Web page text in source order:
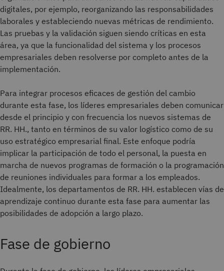
digitales, por ejemplo, reorganizando las responsabilidades
laborales y estableciendo nuevas métricas de rendimiento.
Las pruebas y la validación siguen siendo críticas en esta
área, ya que la funcionalidad del sistema y los procesos
empresariales deben resolverse por completo antes de la
implementación.
Para integrar procesos eficaces de gestión del cambio
durante esta fase, los líderes empresariales deben comunicar
desde el principio y con frecuencia los nuevos sistemas de
RR. HH., tanto en términos de su valor logístico como de su
uso estratégico empresarial final. Este enfoque podría
implicar la participación de todo el personal, la puesta en
marcha de nuevos programas de formación o la programación
de reuniones individuales para formar a los empleados.
Idealmente, los departamentos de RR. HH. establecen vías de
aprendizaje continuo durante esta fase para aumentar las
posibilidades de adopción a largo plazo.
Fase de gobierno